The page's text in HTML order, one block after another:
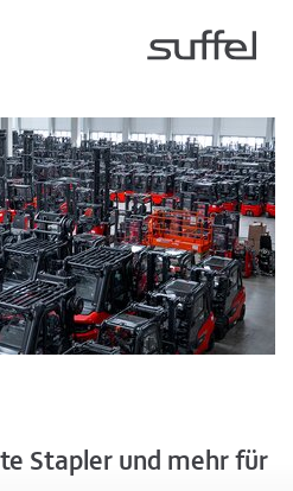
Stapler und mehr für